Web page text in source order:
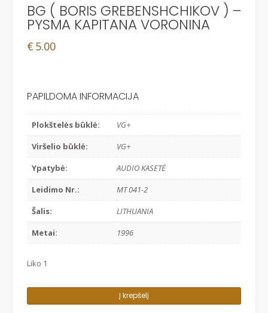
BG ( BORIS GREBENSHCHIKOV ) –
PYSMA KAPITANA VORONINA
€ 5.00
PAPILDOMA INFORMACIJA
Plokštelės būklė:
VG+
Viršelio būklė:
VG+
Ypatybė:
AUDIO KASETĖ
Leidimo Nr.:
MT 041-2
Šalis:
LITHUANIA
Metai:
1996
Liko 1
kiekis:
Į krepšelį